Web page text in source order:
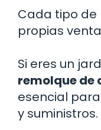
Cada tipo de
propias
Si eres un
remolque de
esencial
y suministros.